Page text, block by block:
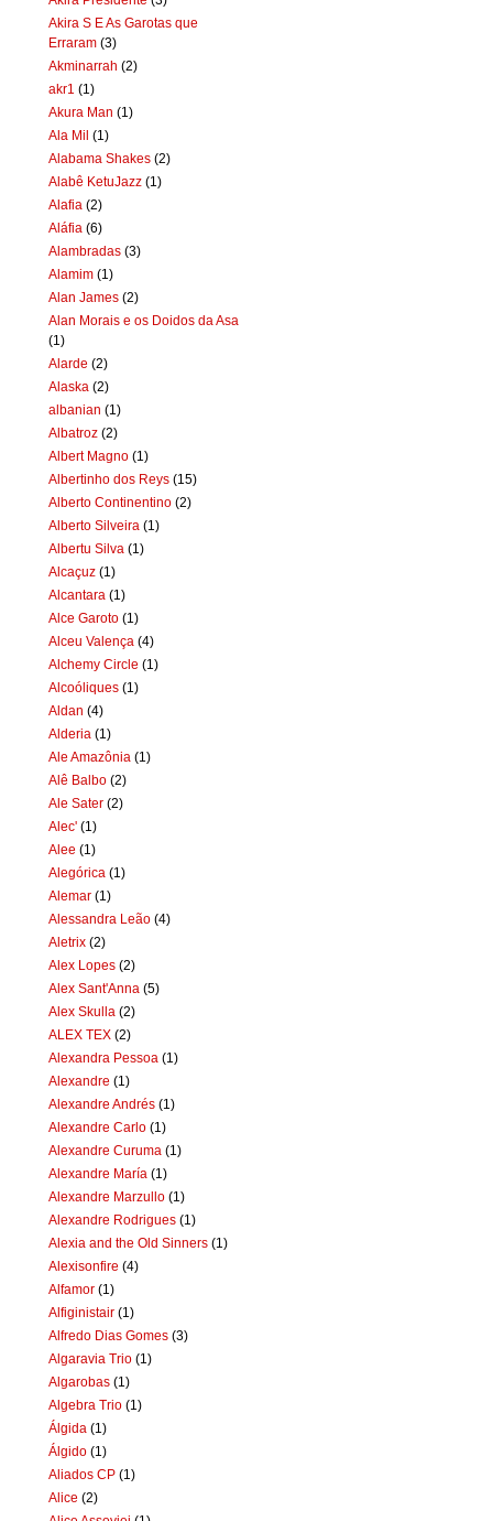
Akira S E As Garotas que
Erraram (3)
Akminarrah (2)
akr1 (1)
Akura Man (1)
Ala Mil (1)
Alabama Shakes (2)
Alabê KetuJazz (1)
Alafia (2)
Aláfia (6)
Alambradas (3)
Alamim (1)
Alan James (2)
Alan Morais e os Doidos da Asa
(1)
Alarde (2)
Alaska (2)
albanian (1)
Albatroz (2)
Albert Magno (1)
Albertinho dos Reys (15)
Alberto Continentino (2)
Alberto Silveira (1)
Albertu Silva (1)
Alcaçuz (1)
Alcantara (1)
Alce Garoto (1)
Alceu Valença (4)
Alchemy Circle (1)
Alcoóliques (1)
Aldan (4)
Alderia (1)
Ale Amazônia (1)
Alê Balbo (2)
Ale Sater (2)
Alec' (1)
Alee (1)
Alegórica (1)
Alemar (1)
Alessandra Leão (4)
Aletrix (2)
Alex Lopes (2)
Alex Sant'Anna (5)
Alex Skulla (2)
ALEX TEX (2)
Alexandra Pessoa (1)
Alexandre (1)
Alexandre Andrés (1)
Alexandre Carlo (1)
Alexandre Curuma (1)
Alexandre María (1)
Alexandre Marzullo (1)
Alexandre Rodrigues (1)
Alexia and the Old Sinners (1)
Alexisonfire (4)
Alfamor (1)
Alfiginistair (1)
Alfredo Dias Gomes (3)
Algaravia Trio (1)
Algarobas (1)
Algebra Trio (1)
Álgida (1)
Álgido (1)
Aliados CP (1)
Alice (2)